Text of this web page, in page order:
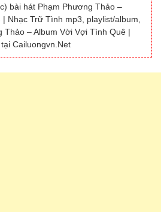
bài hát Phạm Phương Thảo –
Nhạc Trữ Tình mp3, playlist/album,
Thảo – Album Vời Vợi Tình Quê |
Cailuongvn.Net